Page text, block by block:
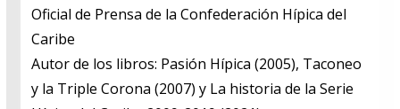
​Oficial de Prensa de la Confederación Hípica del
Caribe
​Autor de los libros: Pasión Hípica (2005), Taconeo
y la Triple Corona (2007) y La historia de la Serie